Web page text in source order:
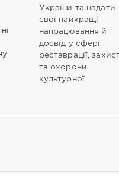
України та надати
свої найкращі
напрацювання й
досвід у сфері
реставрації,
та охорони
культурної